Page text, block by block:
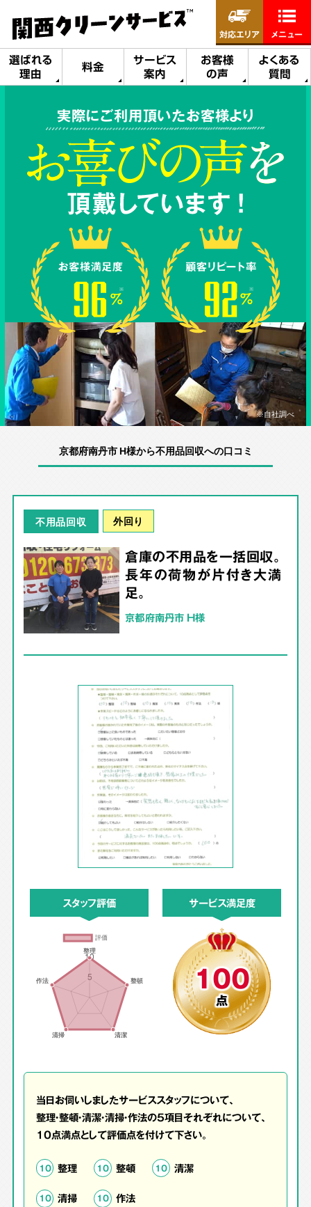
選ばれる
理由
料金
サービス
案内
お客様
の声
よくある
質問
対応エリア メニュー
実際にご利用頂いたお客様より
※自社調べ
京都府南丹市 H様から不用品回収への口コミ
不用品回収 外回り
倉庫の不用品を一括回収。
長年の荷物が片付き大満
足。
京都府南丹市 H様
スタッフ評価 サービス満足度
100
点
当日お伺いしましたサービススタッフについて、
整理・整頓・清潔・清掃・作法の5項目それぞれについて、
10点満点として評価点を付けて下さい。
10 整理 10 整頓 10 清潔
10 清掃 10 作法